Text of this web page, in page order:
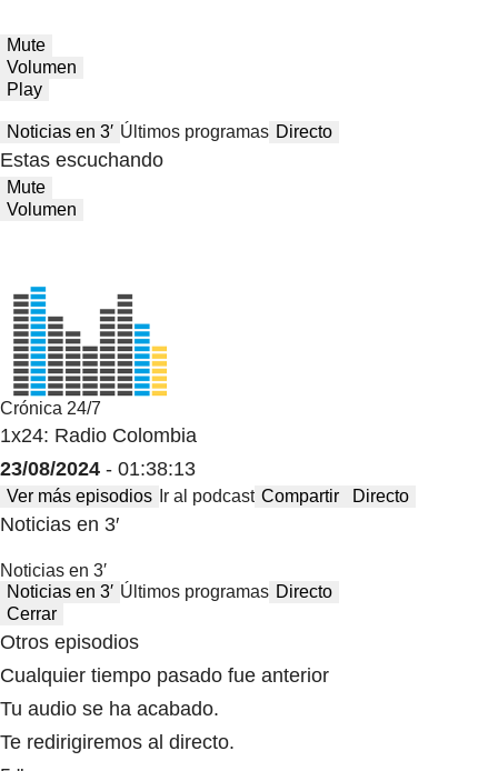
Mute
Volumen
Play
Noticias en 3′ Últimos programas Directo
Estas escuchando
Mute
Volumen
Crónica 24/7
1x24: Radio Colombia
23/08/2024 - 01:38:13
Ver más episodios Ir al podcast Compartir Directo
Noticias en 3′
Noticias en 3′
Noticias en 3′ Últimos programas Directo
Cerrar
Otros episodios
Cualquier tiempo pasado fue anterior
Tu audio se ha acabado.
Te redirigiremos al directo.